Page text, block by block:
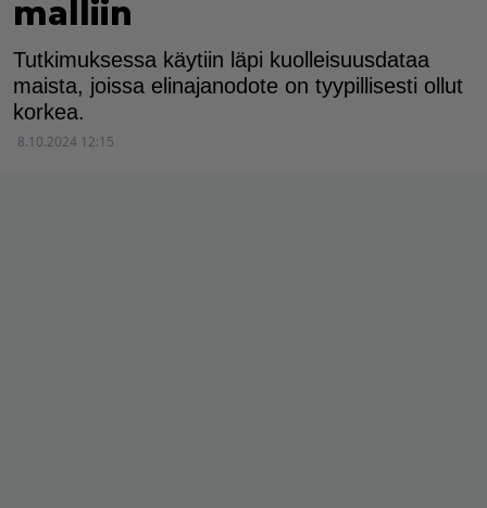
malliin
Tutkimuksessa käytiin läpi kuolleisuusdataa
maista, joissa elinajanodote on tyypillisesti ollut
korkea.
8.10.2024 12:15